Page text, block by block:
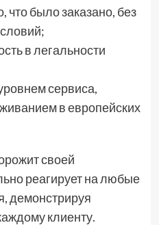
что было заказано, без
в легальности
сервиса,
в европейских
своей
реагирует на любые
демонстрируя
клиенту.